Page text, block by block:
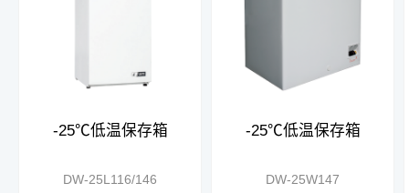
-25℃低温保存箱
DW-25L116/146
-25℃低温保存箱
DW-25W147